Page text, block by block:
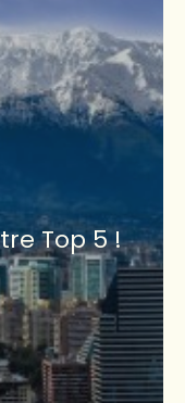
Top 5 !